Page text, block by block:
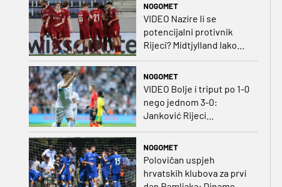
NOGOMET
VIDEO Nazire li se
potencijalni protivnik
Rijeci? Midtjylland lako
NOGOMET
VIDEO Bolje i triput po 1-0
nego jednom 3-0:
Janković Rijeci
protivnika
NOGOMET
Polovičan uspjeh
hrvatskih klubova za prvi